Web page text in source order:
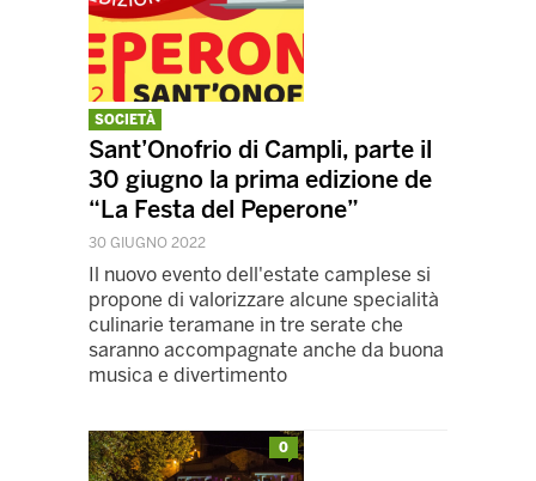
SOCIETÀ
Sant’Onofrio di Campli, parte il
30 giugno la prima edizione de
“La Festa del Peperone”
30 GIUGNO 2022
Il nuovo evento dell'estate camplese si
propone di valorizzare alcune specialità
culinarie teramane in tre serate che
saranno accompagnate anche da buona
musica e divertimento
0